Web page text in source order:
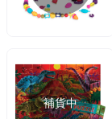
補貨中